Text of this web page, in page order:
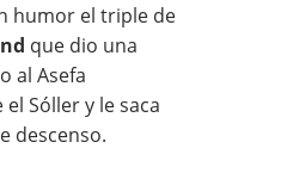
humor el triple de
que dio una
al Asefa
Sóller y le saca
descenso.